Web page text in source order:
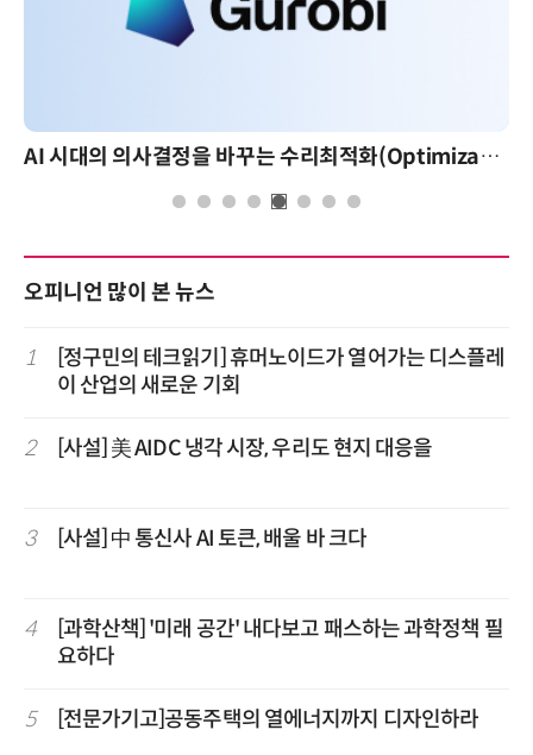
AI 시대의 의사결정을 바꾸는 수리최적화(Optimization): 실제 산업 적용 사례와 활용 전략
오피니언 많이 본 뉴스
1
[정구민의 테크읽기] 휴머노이드가 열어가는 디스플레
이 산업의 새로운 기회
2 [사설] 美 AIDC 냉각 시장, 우리도 현지 대응을
3 [사설] 中 통신사 AI 토큰, 배울 바 크다
4
[과학산책] '미래 공간' 내다보고 패스하는 과학정책 필
요하다
5 [전문가기고]공동주택의 열에너지까지 디자인하라